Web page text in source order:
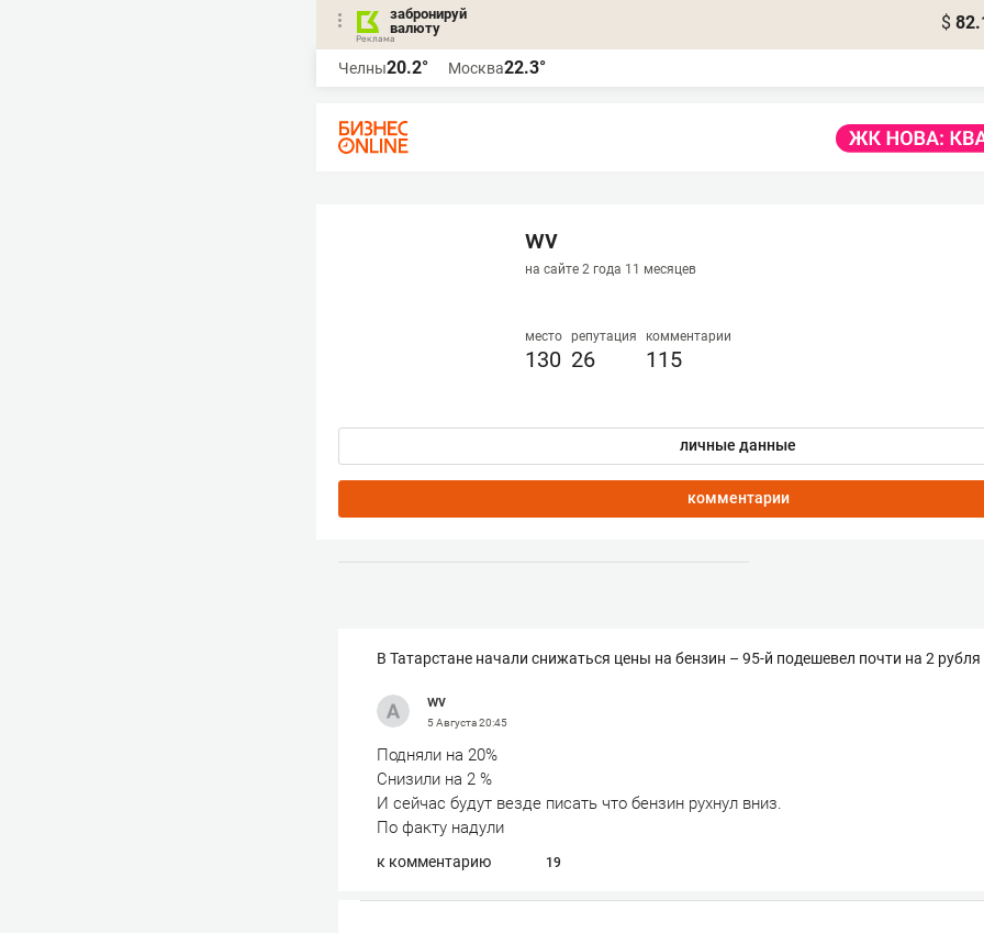
забронируй
валюту
$
Челны20.2° Москва22.3°
wv
на сайте 2 года 11 месяцев
место
130
репутация
26
комментарии
115
личные данные
комментарии
В Татарстане начали снижаться цены на бензин – 95-й подешевел почти на 2 рубля
wv
5 Августа20:45
Подняли на 20%
Снизили на 2 %
И сейчас будут везде писать что бензин рухнул вниз.
По факту надули
к комментарию 19